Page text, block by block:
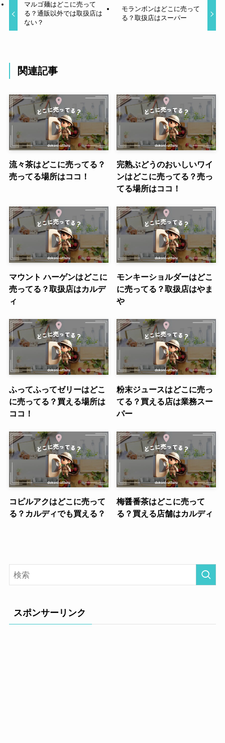
マルゴ麺はどこに売って
る？通販以外では取扱店は
ない？
モランボンはどこに売って
る？取扱店はスーパー
関連記事
流々茶はどこに売ってる？
売ってる場所はココ！
完熟ぶどうのおいしいワイ
ンはどこに売ってる？売っ
てる場所はココ！
マウント ハーゲンはどこに
売ってる？取扱店はカルデ
ィ
モンキーショルダーはどこ
に売ってる？取扱店はやま
や
ふってふってゼリーはどこ
に売ってる？買える場所は
ココ！
粉末ジュースはどこに売っ
てる？買える店は業務スー
パー
コピルアクはどこに売って
る？カルディでも買える？
梅醤番茶はどこに売って
る？買える店舗はカルディ
スポンサーリンク